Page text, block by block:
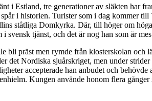
i Estland, tre generationer av släkten har
i historien. Turister som i dag kommer
ståtliga Domkyrka. Där, till höger om
svensk tjänst, och det är nog han som är
bli präst men rymde från klosterskolan och
det Nordiska sjuårskriget, men under
accepterade han anbudet och
Kungen använde honom flera